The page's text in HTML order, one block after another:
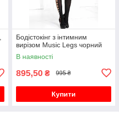
Бодістокінг з інтимним
вирізом Music Legs чорний
В наявності
895,50 ₴ 995 ₴
Купити